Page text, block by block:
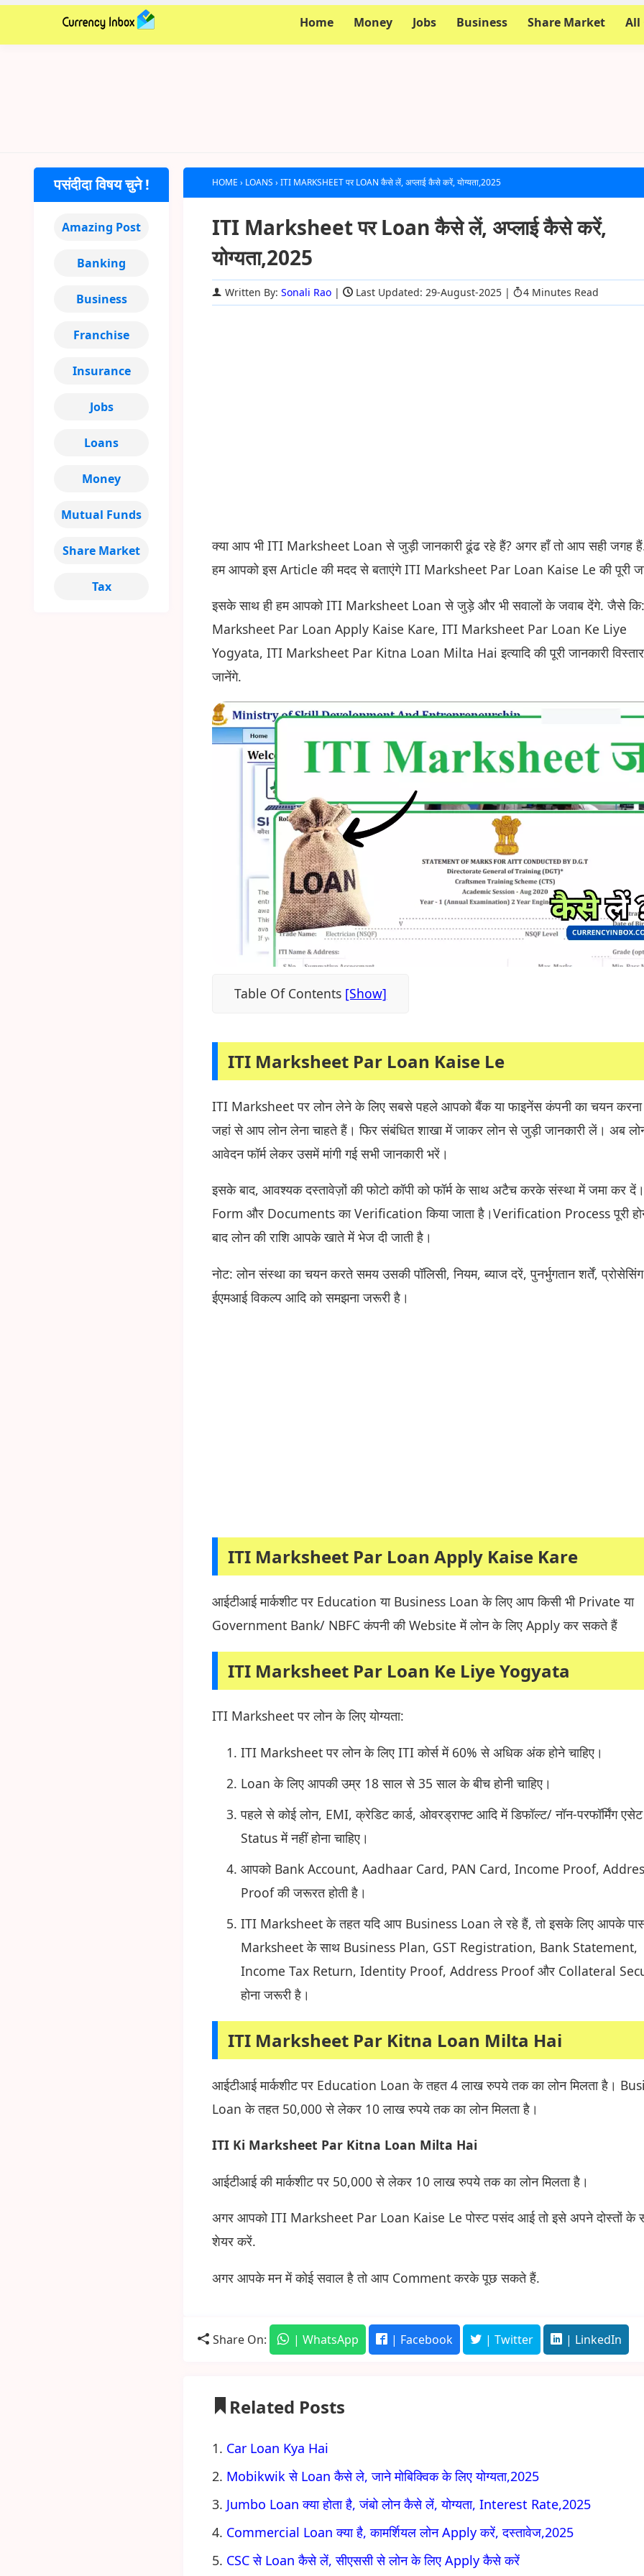
Home Money Jobs Business Share Market All
HOME › LOANS ›ITI MARKSHEET पर LOAN कैसे लें, अप्लाई कैसे करें, योग्यता,2025
ITI Marksheet पर Loan कैसे लें, अप्लाई कैसे करें,
योग्यता,2025
Written By:Sonali Rao | Last Updated: 29-August-2025 | 4 Minutes Read
क्या आप भी ITI Marksheet Loan से जुड़ी जानकारी ढूंढ रहे हैं? अगर हाँ तो आप सही जगह
हम आपको इस Article की मदद से बताएंगे ITI Marksheet Par Loan Kaise Le की पूरी
इसके साथ ही हम आपको ITI Marksheet Loan से जुड़े और भी सवालों के जवाब देंगे. जैसे
Marksheet Par Loan Apply Kaise Kare, ITI Marksheet Par Loan Ke Liye
Yogyata, ITI Marksheet Par Kitna Loan Milta Hai इत्यादि की पूरी जानकारी
जानेंगे.
Table Of Contents
ITI Marksheet Par Loan Kaise Le
ITI Marksheet पर लोन लेने के लिए सबसे पहले आपको बैंक या फाइनेंस कंपनी का चयन करना
जहां से आप लोन लेना चाहते हैं। फिर संबंधित शाखा में जाकर लोन से जुड़ी जानकारी लें। अब
आवेदन फॉर्म लेकर उसमें मांगी गई सभी जानकारी भरें।
इसके बाद, आवश्यक दस्तावेज़ों की फोटो कॉपी को फॉर्म के साथ अटैच करके संस्था में जमा कर
Form और Documents का Verification किया जाता है।Verification Process पूरी
बाद लोन की राशि आपके खाते में भेज दी जाती है।
नोट: लोन संस्था का चयन करते समय उसकी पॉलिसी, नियम, ब्याज दरें, पुनर्भुगतान शर्तें,
ईएमआई विकल्प आदि को समझना जरूरी है।
ITI Marksheet Par Loan Apply Kaise Kare
आईटीआई मार्कशीट पर Education या Business Loan के लिए आप किसी भी Private या
Government Bank/ NBFC कंपनी की Website में लोन के लिए Apply कर सकते हैं
ITI Marksheet Par Loan Ke Liye Yogyata
ITI Marksheet पर लोन के लिए योग्यता:
ITI Marksheet पर लोन के लिए ITI कोर्स में 60% से अधिक अंक होने चाहिए।
Loan के लिए आपकी उम्र 18 साल से 35 साल के बीच होनी चाहिए।
पहले से कोई लोन, EMI, क्रेडिट कार्ड, ओवरड्राफ्ट आदि में डिफॉल्ट/ नॉन-परफॉर्मिंग
Status में नहीं होना चाहिए।
आपको Bank Account, Aadhaar Card, PAN Card, Income Proof,
Proof की जरूरत होती है।
ITI Marksheet के तहत यदि आप Business Loan ले रहे हैं, तो इसके लिए आपके
Marksheet के साथ Business Plan, GST Registration, Bank Statement,
Income Tax Return, Identity Proof, Address Proof और Collateral
होना जरूरी है।
ITI Marksheet Par Kitna Loan Milta Hai
आईटीआई मार्कशीट पर Education Loan के तहत 4 लाख रुपये तक का लोन मिलता है।
Loan के तहत 50,000 से लेकर 10 लाख रुपये तक का लोन मिलता है।
ITI Ki Marksheet Par Kitna Loan Milta Hai
आईटीआई की मार्कशीट पर 50,000 से लेकर 10 लाख रुपये तक का लोन मिलता है।
अगर आपको ITI Marksheet Par Loan Kaise Le पोस्ट पसंद आई तो इसे अपने दोस्तों के
शेयर करें.
अगर आपके मन में कोई सवाल है तो आप Comment करके पूछ सकते हैं.
Share On: | WhatsApp | Facebook | Twitter | LinkedIn
Related Posts
Car Loan Kya Hai
Mobikwik से Loan कैसे ले, जाने मोबिक्विक के लिए योग्यता,2025
Jumbo Loan क्या होता है, जंबो लोन कैसे लें, योग्यता, Interest Rate,2025
Commercial Loan क्या है, कामर्शियल लोन Apply करें, दस्तावेज,2025
CSC से Loan कैसे लें, सीएससी से लोन के लिए Apply कैसे करें
पसंदीदा विषय चुने !
Amazing Post
Banking
Business
Franchise
Insurance
Jobs
Loans
Money
Mutual Funds
Share Market
Tax